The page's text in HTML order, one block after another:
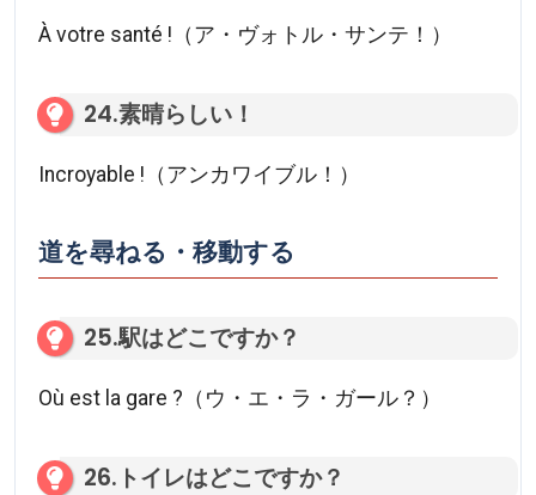
À votre santé !（ア・ヴォトル・サンテ！）
24.素晴らしい！
Incroyable !（アンカワイブル！）
道を尋ねる・移動する
25.駅はどこですか？
Où est la gare ?（ウ・エ・ラ・ガール？）
26.トイレはどこですか？